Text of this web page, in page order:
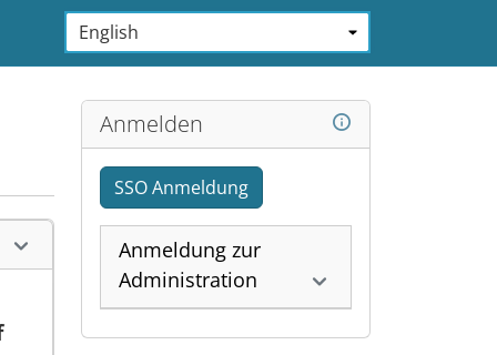
Sprache:
Anmelden
SSO Anmeldung
Anmeldung zur
Administration